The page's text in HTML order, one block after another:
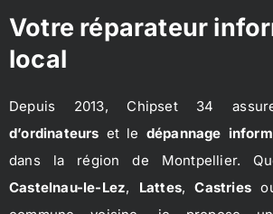
Votre réparateur
local
Depuis 2013, Chipset 34
d’ordinateurs et le dépannage
dans la région de Montpellier.
Castelnau-le-Lez, Lattes,Castries